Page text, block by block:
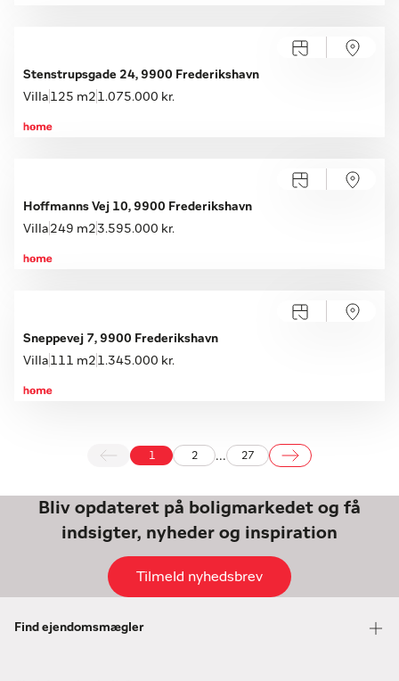
Lørdag 08.08, kl. 10.00-16.00
Stenstrupsgade 24, 9900 Frederikshavn
Villa 125 m2 1.075.000 kr.
Lørdag 08.08, kl. 10.00-16.00
Hoffmanns Vej 10, 9900 Frederikshavn
Villa 249 m2 3.595.000 kr.
Lørdag 08.08, kl. 10.00-16.00
Sneppevej 7, 9900 Frederikshavn
Villa 111 m2 1.345.000 kr.
2 ... 27
Bliv opdateret på boligmarkedet og få
indsigter, nyheder og inspiration
Tilmeld nyhedsbrev
Find ejendomsmægler